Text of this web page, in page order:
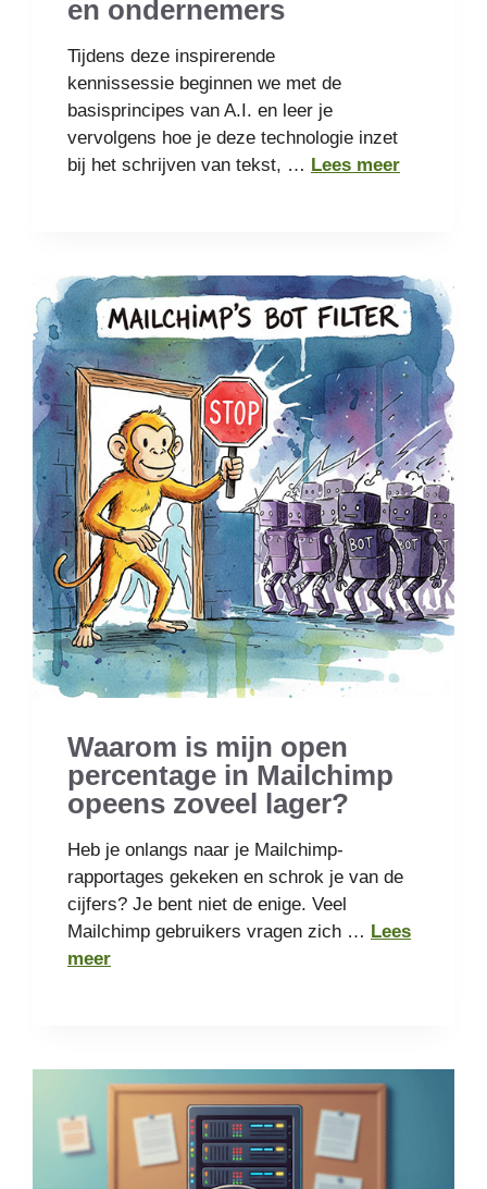
en ondernemers
Tijdens deze inspirerende
kennissessie beginnen we met de
basisprincipes van A.I. en leer je
vervolgens hoe je deze technologie inzet
bij het schrijven van tekst, … Lees meer
Waarom is mijn open
percentage in Mailchimp
opeens zoveel lager?
Heb je onlangs naar je Mailchimp-
rapportages gekeken en schrok je van de
cijfers? Je bent niet de enige. Veel
Mailchimp gebruikers vragen zich … Lees
meer